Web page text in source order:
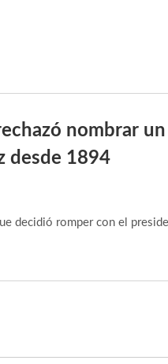
nombrar
desde 1894
decidió romper con el